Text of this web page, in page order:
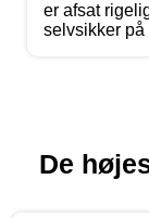
er afsat
selvsikker på
De